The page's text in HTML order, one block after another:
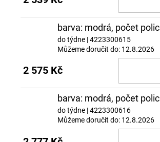
barva: modrá, počet
do týdne | 4223300615
Můžeme doručit do: 12.8.2026
2 575 Kč
barva: modrá, počet
do týdne | 4223300616
Můžeme doručit do: 12.8.2026